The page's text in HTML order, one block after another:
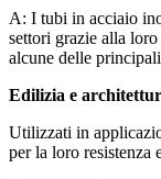
A: I tubi in acciaio
settori grazie alla
alcune delle
Edilizia e
Utilizzati in
per la loro resistenza